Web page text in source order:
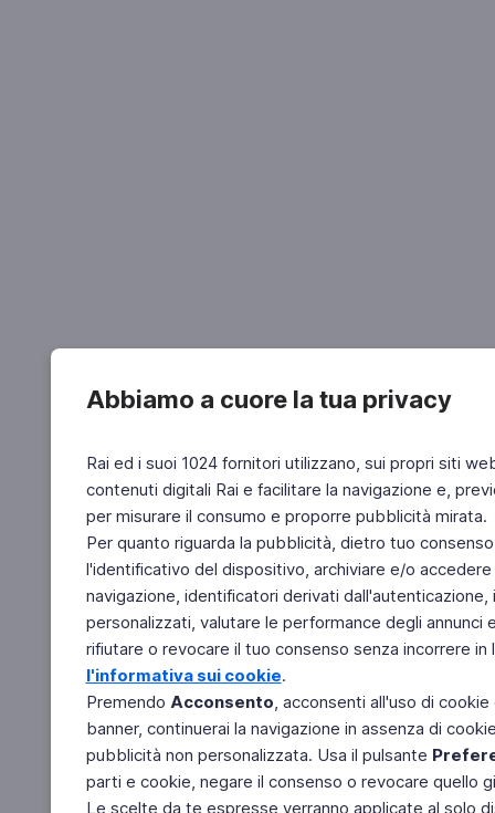
Abbiamo a cuore la tua privacy
Rai ed i suoi 1024 fornitori utilizzano, sui propri siti
contenuti digitali Rai e facilitare la navigazione e,
per misurare il consumo e proporre pubblicità mirata.
Per quanto riguarda la pubblicità, dietro tuo
l'identificativo del dispositivo, archiviare e/o
navigazione, identificatori derivati
personalizzati, valutare le performance degli
rifiutare o revocare il tuo consenso senza incorrere
l'informativa sui cookie.
Premendo Acconsento, acconsenti all'uso di
banner, continuerai la navigazione in assenza di
pubblicità non personalizzata. Usa il pulsante
parti e cookie, negare il consenso o revocare quello
Le scelte da te espresse verranno applicate al solo